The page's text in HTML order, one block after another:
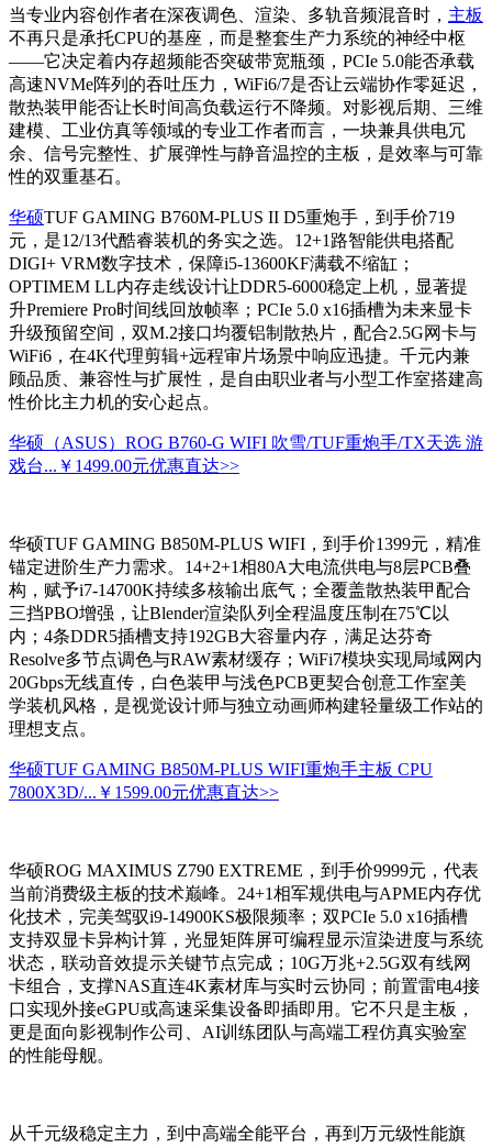
当专业内容创作者在深夜调色、渲染、多轨音频混音时， 主板
不再只是承托CPU的基座，而是整套生产力系统的神经中枢
——它决定着内存超频能否突破带宽瓶颈，PCIe 5.0能否承载
高速NVMe阵列的吞吐压力，WiFi6/7是否让云端协作零延迟，
散热装甲能否让长时间高负载运行不降频。对影视后期、三维
建模、工业仿真等领域的专业工作者而言，一块兼具供电冗
余、信号完整性、扩展弹性与静音温控的主板，是效率与可靠
性的双重基石。
华硕TUF GAMING B760M-PLUS II D5重炮手，到手价719
元，是12/13代酷睿装机的务实之选。12+1路智能供电搭配
DIGI+ VRM数字技术，保障i5-13600KF满载不缩缸；
OPTIMEM LL内存走线设计让DDR5-6000稳定上机，显著提
升Premiere Pro时间线回放帧率；PCIe 5.0 x16插槽为未来显卡
升级预留空间，双M.2接口均覆铝制散热片，配合2.5G网卡与
WiFi6，在4K代理剪辑+远程审片场景中响应迅捷。千元内兼
顾品质、兼容性与扩展性，是自由职业者与小型工作室搭建高
性价比主力机的安心起点。
华硕（ASUS）ROG B760-G WIFI 吹雪/TUF重炮手/TX天选 游
戏台... ￥1499.00元优惠直达>>
华硕TUF GAMING B850M-PLUS WIFI，到手价1399元，精准
锚定进阶生产力需求。14+2+1相80A大电流供电与8层PCB叠
构，赋予i7-14700K持续多核输出底气；全覆盖散热装甲配合
三挡PBO增强，让Blender渲染队列全程温度压制在75℃以
内；4条DDR5插槽支持192GB大容量内存，满足达芬奇
Resolve多节点调色与RAW素材缓存；WiFi7模块实现局域网内
20Gbps无线直传，白色装甲与浅色PCB更契合创意工作室美
学装机风格，是视觉设计师与独立动画师构建轻量级工作站的
理想支点。
华硕TUF GAMING B850M-PLUS WIFI重炮手主板 CPU
7800X3D/... ￥1599.00元优惠直达>>
华硕ROG MAXIMUS Z790 EXTREME，到手价9999元，代表
当前消费级主板的技术巅峰。24+1相军规供电与APME内存优
化技术，完美驾驭i9-14900KS极限频率；双PCIe 5.0 x16插槽
支持双显卡异构计算，光显矩阵屏可编程显示渲染进度与系统
状态，联动音效提示关键节点完成；10G万兆+2.5G双有线网
卡组合，支撑NAS直连4K素材库与实时云协同；前置雷电4接
口实现外接eGPU或高速采集设备即插即用。它不只是主板，
更是面向影视制作公司、AI训练团队与高端工程仿真实验室
的性能母舰。
从千元级稳定主力，到中高端全能平台，再到万元级性能旗